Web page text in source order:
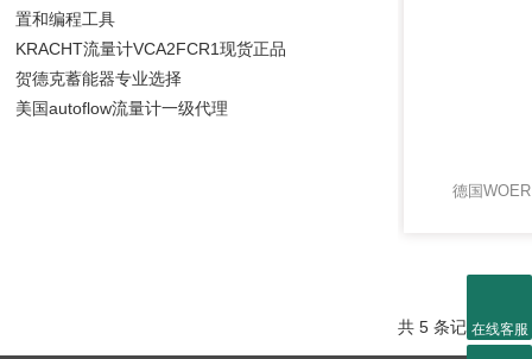
德国
共 5 条记录，当
置和编程工具
KRACHT流量计VCA2FCR1现货正品
贺德克蓄能器专业选择
美国autoflow流量计一级代理
在线客服